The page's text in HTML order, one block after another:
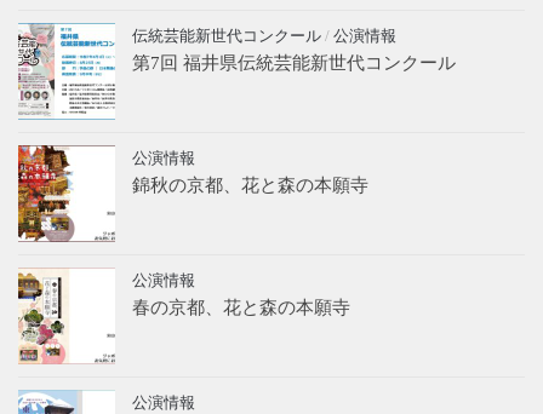
伝統芸能新世代コンクール / 公演情報
第7回 福井県伝統芸能新世代コンクール
公演情報
錦秋の京都、花と森の本願寺
公演情報
春の京都、花と森の本願寺
公演情報